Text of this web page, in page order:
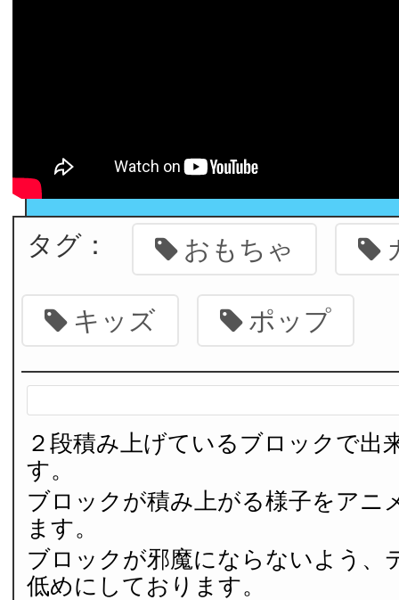
タグ： おもちゃ
キッズ ポップ
２段積み上げているブロックで出
す。
ブロックが積み上がる様子をアニ
ます。
ブロックが邪魔にならないよう、
低めにしております。